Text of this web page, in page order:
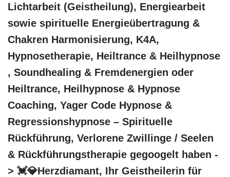
Lichtarbeit (Geistheilung), Energiearbeit
sowie spirituelle Energieübertragung &
Chakren Harmonisierung, K4A,
Hypnosetherapie, Heiltrance & Heilhypnose
, Soundhealing & Fremdenergien oder
Heiltrance, Heilhypnose & Hypnose
Coaching, Yager Code Hypnose &
Regressionshypnose – Spirituelle
Rückführung, Verlorene Zwillinge / Seelen
& Rückführungstherapie gegoogelt haben -
> 💓️💎Herzdiamant, Ihr Geistheilerin für